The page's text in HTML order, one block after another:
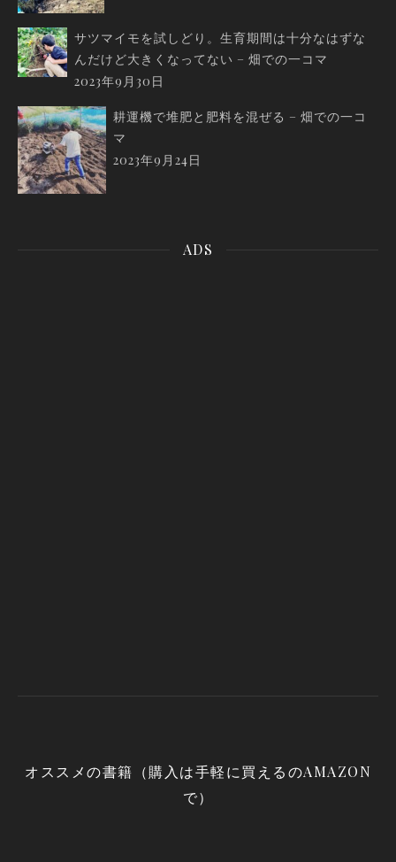
サツマイモを試しどり。生育期間は十分なはずな
んだけど大きくなってない – 畑での一コマ
2023年9月30日
耕運機で堆肥と肥料を混ぜる – 畑での一コ
マ
2023年9月24日
ADS
オススメの書籍（購入は手軽に買えるのAMAZON
で）